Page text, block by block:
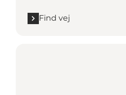
Find vej